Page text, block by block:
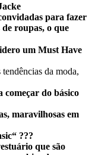
para fazer
de roupas, o que
um Must Have
tendências da moda,
começar do básico
maravilhosas em
???
que são